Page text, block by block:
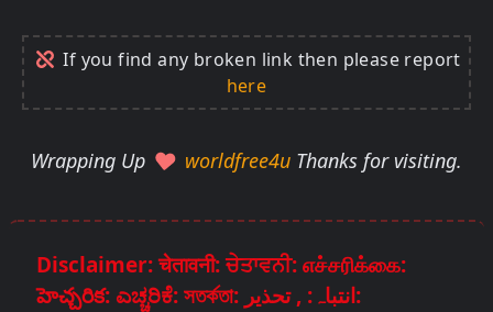
If you find any broken link then please report
here
Wrapping Up worldfree4u Thanks for visiting.
Disclaimer: चेतावनी: ਚੇਤਾਵਨੀ: எச்சரிக்கை:
హెచ్చరిక: ಎಚ್ಚರಿಕೆ: সতর্কতা: انتباہ: , تحذير: